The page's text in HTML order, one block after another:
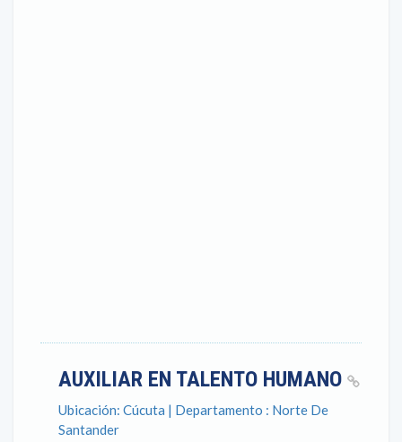
AUXILIAR EN TALENTO HUMANO
Ubicación: Cúcuta | Departamento : Norte De
Santander